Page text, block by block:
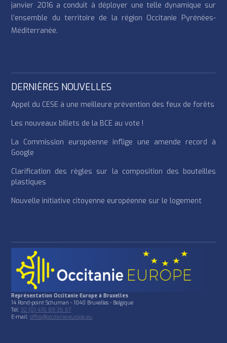
janvier 2016 a conduit à déployer une telle dynamique sur
l’ensemble du territoire de la région Occitanie Pyrénées-
Méditerranée.
DERNIÈRES NOUVELLES
Appel du CESE à une meilleure prévention des feux de forêts
Les nouveaux billets de la BCE au vote !
La Commission européenne inflige une amende record à
Google
Clarification des règles sur la composition des bouteilles
plastiques
Nouvelle initiative citoyenne européenne sur le logement
Représentation Occitanie Europe à Bruxelles
14 Rond-point Schuman - 1040 Bruxelles - Belgique
Tél:32 (0) 476 89 35 57
E-mail:office@occitanie-europe.eu